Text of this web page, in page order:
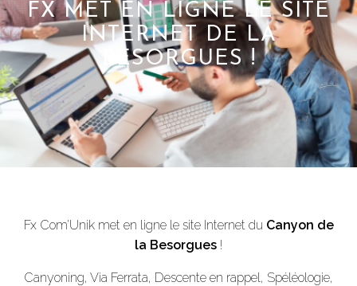
FX MET EN LIGNE LE SITE
INTERNET DE LA
BESORGUES !
Fx Com’Unik met en ligne le site Internet du Canyon de
la Besorgues !
Canyoning, Via Ferrata, Descente en rappel, Spéléologie,